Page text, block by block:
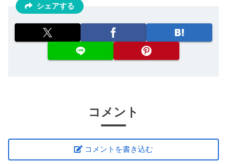
シェアする
コメント
コメントを書き込む